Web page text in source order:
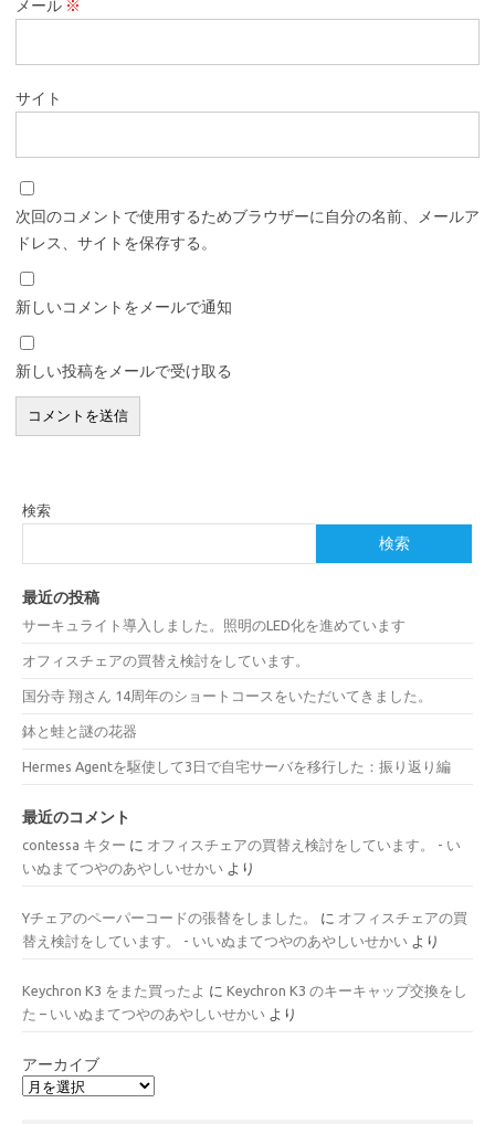
メール ※
サイト
次回のコメントで使用するためブラウザーに自分の名前、メールア
ドレス、サイトを保存する。
新しいコメントをメールで通知
新しい投稿をメールで受け取る
検索
検索
最近の投稿
サーキュライト導入しました。照明のLED化を進めています
オフィスチェアの買替え検討をしています。
国分寺 翔さん 14周年のショートコースをいただいてきました。
鉢と蛙と謎の花器
Hermes Agentを駆使して3日で自宅サーバを移行した：振り返り編
最近のコメント
contessa キター に オフィスチェアの買替え検討をしています。 - い
いぬまてつやのあやしいせかい より
Yチェアのペーパーコードの張替をしました。 に オフィスチェアの買
替え検討をしています。 - いいぬまてつやのあやしいせかい より
Keychron K3 をまた買ったよ に Keychron K3 のキーキャップ交換をし
た – いいぬまてつやのあやしいせかい より
アーカイブ